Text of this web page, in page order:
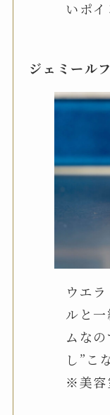
いポイ
ジェミール
ウエ
ルと
ムな
し”こ
※美容